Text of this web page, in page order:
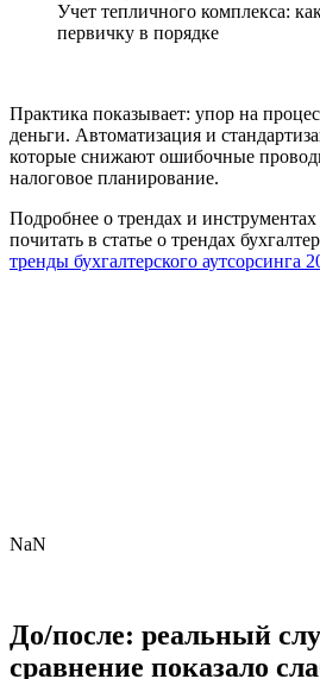
Учет тепличного комплекса:
первичку в порядке
Практика показывает: упор на
деньги. Автоматизация и
которые снижают ошибочные
налоговое планирование.
Подробнее о трендах и
почитать в статье о трендах
тренды бухгалтерского аутсорсинга
NaN
До/после: реальный
сравнение показало